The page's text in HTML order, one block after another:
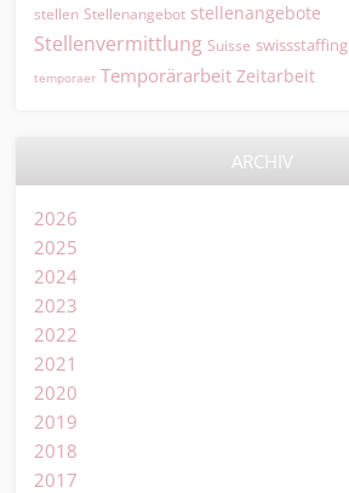
stellen Stellenangebot stellenangebote
Stellenvermittlung Suisse swissstaffing
temporaer Temporärarbeit Zeitarbeit
ARCHIV
2026
2025
2024
2023
2022
2021
2020
2019
2018
2017